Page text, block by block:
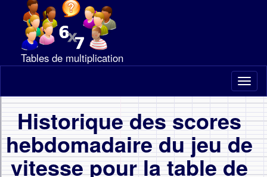
Tables de multiplication
Historique des scores
hebdomadaire du jeu de
vitesse pour la table de